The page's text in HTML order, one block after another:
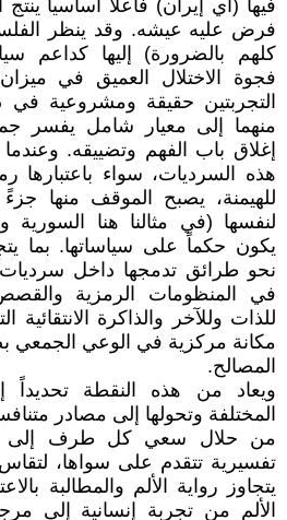
فيها (أي إيران) فاعلاً أساسياً
فرض عليه عيشه. وقد ينظر
كلهم بالضرورة) إليها
فجوة الاختلال العميق في
التجربتين حقيقة ومشروعية في
منهما إلى معيار شامل يفسر
إغلاق باب الفهم وتضييقه.
هذه السرديات، سواء باعتبارها
للهيمنة، يصبح الموقف منها
لنفسها (في مثالنا هنا السورية
يكون حكماً على سياساتها. بما
نحو طرائق تدمجها داخل
في المنظومات الرمزية
للذات وللآخر والذاكرة
مكانة مركزية في الوعي
المصالح.
ويعاد من هذه النقطة تحديداً
المختلفة وتحولها إلى مصادر
من حلال سعي كل طرف إلى
تفسيرية تتقدم على سواها، لتقاس
يتجاوز رواية الألم والمطالبة
الألم من تجربة إنسانية إلى